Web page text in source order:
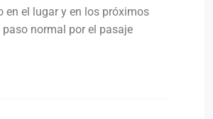
en el lugar y en los próximos
normal por el pasaje